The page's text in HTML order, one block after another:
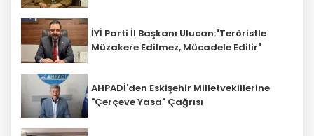
İYİ Parti İl Başkanı Ulucan:"Teröristle
Müzakere Edilmez, Mücadele Edilir"
AHPADİ'den Eskişehir Milletvekillerine
"Çerçeve Yasa" Çağrısı